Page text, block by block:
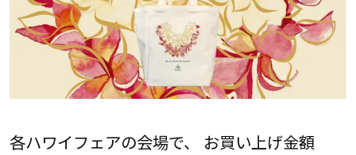
各ハワイフェアの会場で、 お買い上げ金額